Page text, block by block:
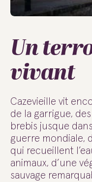
Un
vivant
Cazevieille vit
de la garrigue,
brebis jusque
guerre mondiale,
qui recueillent
animaux, d’une
sauvage